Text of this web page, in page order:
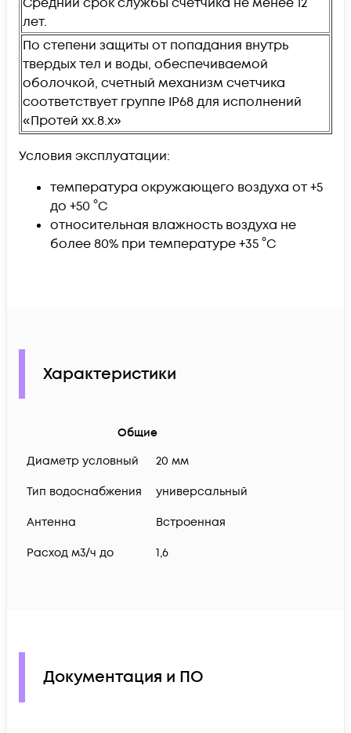
лет.
По степени защиты от попадания внутрь
твердых тел и воды, обеспечиваемой
оболочкой, счетный механизм счетчика
соответствует группе IР68 для исполнений
«Протей хх.8.х»
Условия эксплуатации:
температура окружающего воздуха от +5
до +50 °С
относительная влажность воздуха не
более 80% при температуре +35 °С
Характеристики
Общие
Диаметр условный
20 мм
Тип водоснабжения универсальный
Антенна Встроенная
Расход м3/ч до 1,6
Документация и ПО